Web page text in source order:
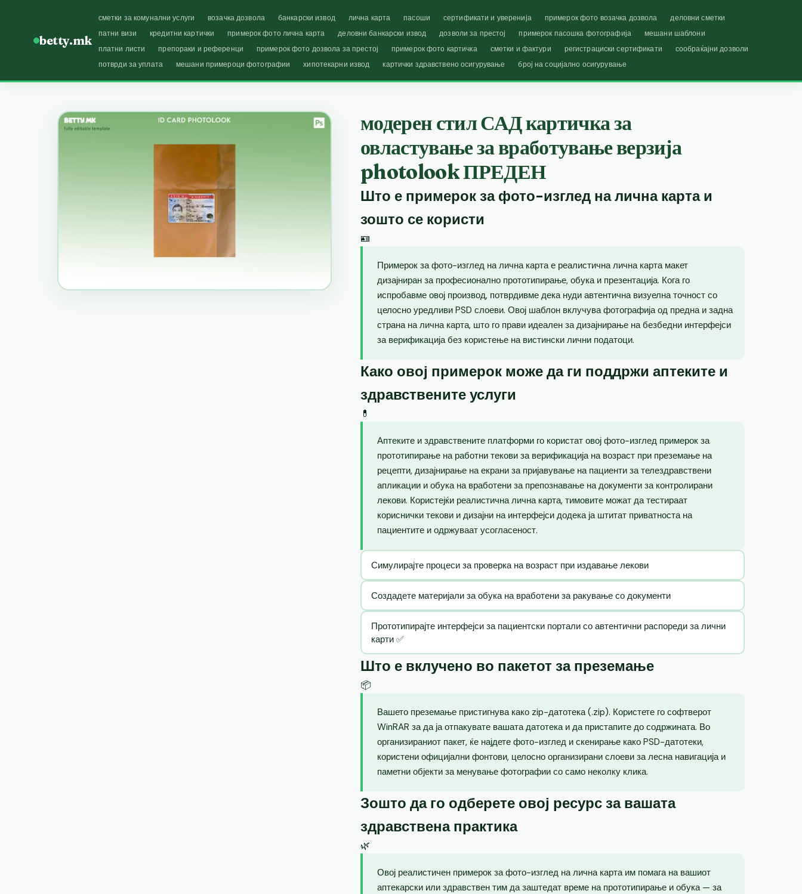
betty.mk
сметки за комунални услуги возачка дозвола банкарски извод лична карта пасоши сертификати и уверенија примерок фото возачка дозвола
деловни сметки
патни визи
кредитни картички примерок фото лична карта деловни банкарски извод дозволи за престој примерок пасошка фотографија
мешани шаблони
платни листи
препораки и референци примерок фото дозвола за престој примерок фото картичка сметки и фактури регистрациски сертификати
сообраќајни дозволи
потврди за уплата
мешани примероци фотографии хипотекарни извод картички здравствено осигурување број на социјално осигурување
модерен стил САД картичка за
овластување за вработување верзија
photolook ПРЕДЕН
Што е примерок за фото-изглед на лична карта и
зошто се користи
🪪
Примерок за фото-изглед на лична карта е реалистична лична карта макет
дизајниран за професионално прототипирање, обука и презентација. Кога го
испробавме овој производ, потврдивме дека нуди автентична визуелна точност со
целосно уредливи PSD слоеви. Овој шаблон вклучува фотографија од предна и задна
страна на лична карта, што го прави идеален за дизајнирање на безбедни интерфејси
за верификација без користење на вистински лични податоци.
Како овој примерок може да ги поддржи аптеките и
здравствените услуги
💊
Аптеките и здравствените платформи го користат овој фото-изглед примерок за
прототипирање на работни текови за верификација на возраст при преземање на
рецепти, дизајнирање на екрани за пријавување на пациенти за телездравствени
апликации и обука на вработени за препознавање на документи за контролирани
лекови. Користејќи реалистична лична карта, тимовите можат да тестираат
кориснички текови и дизајни на интерфејси додека ја штитат приватноста на
пациентите и одржуваат усогласеност.
Симулирајте процеси за проверка на возраст при издавање лекови
Создадете материјали за обука на вработени за ракување со документи
Прототипирајте интерфејси за пациентски портали со автентични распореди за лични
карти ✅
Што е вклучено во пакетот за преземање
📦
Вашето преземање пристигнува како zip-датотека (.zip). Користете го софтверот
WinRAR за да ја отпакувате вашата датотека и да пристапите до содржината. Во
организираниот пакет, ќе најдете фото-изглед и скенирање како PSD-датотеки,
користени официјални фонтови, целосно организирани слоеви за лесна навигација и
паметни објекти за менување фотографии со само неколку клика.
Зошто да го одберете овој ресурс за вашата
здравствена практика
🌿
Овој реалистичен примерок за фото-изглед на лична карта им помага на вашиот
аптекарски или здравствен тим да заштедат време на прототипирање и обука — за